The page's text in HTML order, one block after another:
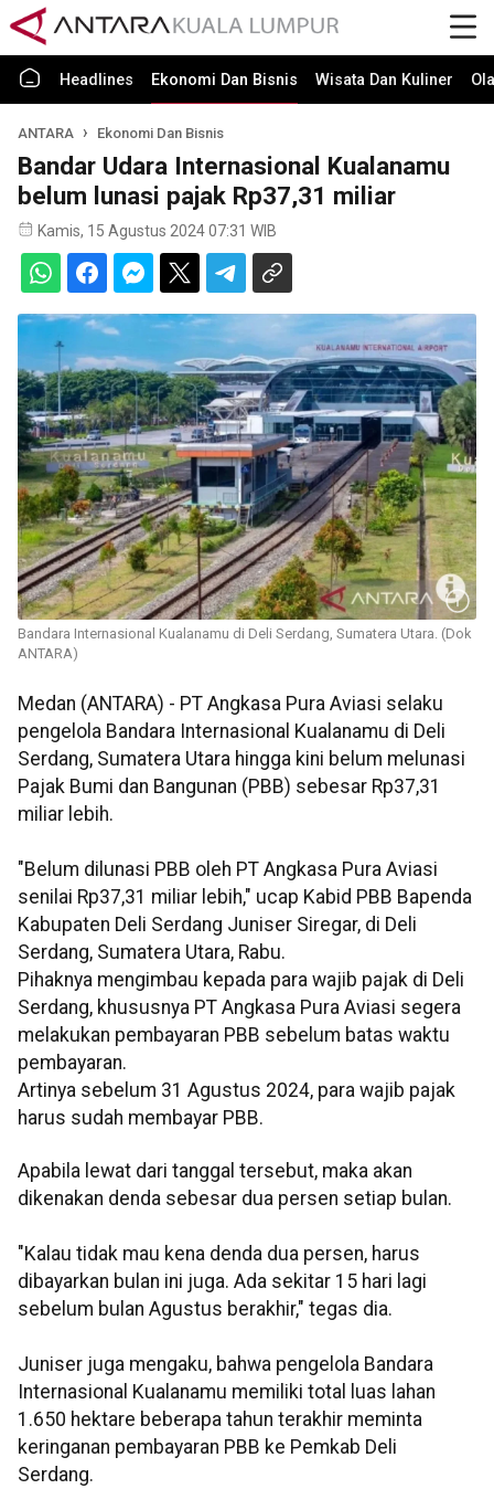
Headlines Ekonomi Dan Bisnis Wisata Dan Kuliner
ANTARA Ekonomi Dan Bisnis
Bandar Udara Internasional Kualanamu
belum lunasi pajak Rp37,31 miliar
Kamis, 15 Agustus 2024 07:31 WIB
Bandara Internasional Kualanamu di Deli Serdang, Sumatera Utara. (Dok
ANTARA)
Medan (ANTARA) - PT Angkasa Pura Aviasi selaku
pengelola Bandara Internasional Kualanamu di Deli
Serdang, Sumatera Utara hingga kini belum melunasi
Pajak Bumi dan Bangunan (PBB) sebesar Rp37,31
miliar lebih.
"Belum dilunasi PBB oleh PT Angkasa Pura Aviasi
senilai Rp37,31 miliar lebih," ucap Kabid PBB Bapenda
Kabupaten Deli Serdang Juniser Siregar, di Deli
Serdang, Sumatera Utara, Rabu.
Pihaknya mengimbau kepada para wajib pajak di Deli
Serdang, khususnya PT Angkasa Pura Aviasi segera
melakukan pembayaran PBB sebelum batas waktu
pembayaran.
Artinya sebelum 31 Agustus 2024, para wajib pajak
harus sudah membayar PBB.
Apabila lewat dari tanggal tersebut, maka akan
dikenakan denda sebesar dua persen setiap bulan.
"Kalau tidak mau kena denda dua persen, harus
dibayarkan bulan ini juga. Ada sekitar 15 hari lagi
sebelum bulan Agustus berakhir," tegas dia.
Juniser juga mengaku, bahwa pengelola Bandara
Internasional Kualanamu memiliki total luas lahan
1.650 hektare beberapa tahun terakhir meminta
keringanan pembayaran PBB ke Pemkab Deli
Serdang.